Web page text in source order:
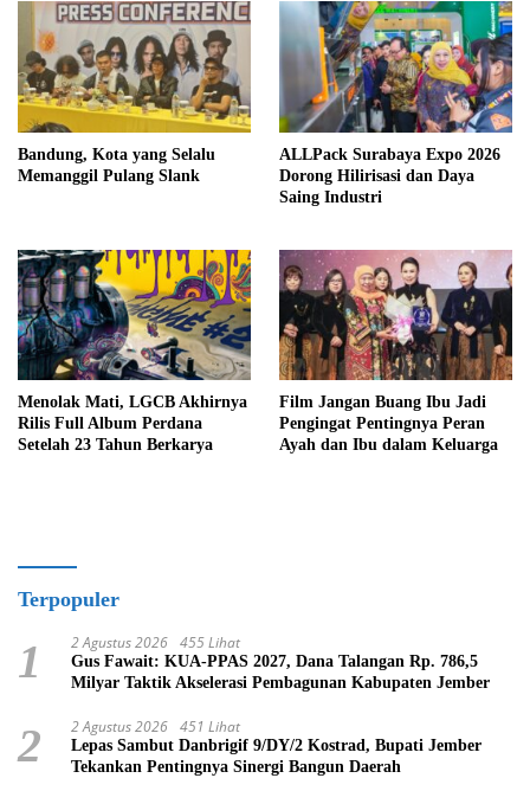
Bandung, Kota yang Selalu
Memanggil Pulang Slank
ALLPack Surabaya Expo 2026
Dorong Hilirisasi dan Daya
Saing Industri
Menolak Mati, LGCB Akhirnya
Rilis Full Album Perdana
Setelah 23 Tahun Berkarya
Film Jangan Buang Ibu Jadi
Pengingat Pentingnya Peran
Ayah dan Ibu dalam Keluarga
Terpopuler
1 2 Agustus 2026 455 Lihat
Gus Fawait: KUA-PPAS 2027, Dana Talangan Rp. 786,5
Milyar Taktik Akselerasi Pembagunan Kabupaten Jember
2 2 Agustus 2026 451 Lihat
Lepas Sambut Danbrigif 9/DY/2 Kostrad, Bupati Jember
Tekankan Pentingnya Sinergi Bangun Daerah